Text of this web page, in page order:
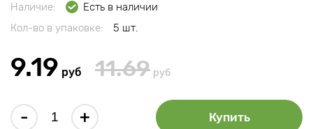
Наличие:
Есть в наличии
Кол-во в упаковке:
5 шт.
9.19 руб 11.69 руб
- + Купить